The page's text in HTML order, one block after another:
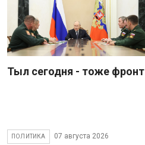
Тыл сегодня - тоже фронт
ПОЛИТИКА 07 августа 2026